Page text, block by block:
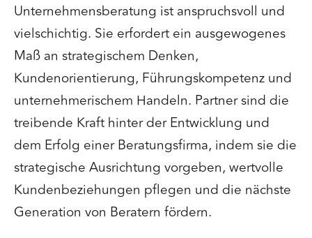
Unternehmensberatung ist anspruchsvoll und
vielschichtig. Sie erfordert ein ausgewogenes
Maß an strategischem Denken,
Kundenorientierung, Führungskompetenz und
unternehmerischem Handeln. Partner sind die
treibende Kraft hinter der Entwicklung und
dem Erfolg einer Beratungsfirma, indem sie die
strategische Ausrichtung vorgeben, wertvolle
Kundenbeziehungen pflegen und die nächste
Generation von Beratern fördern.